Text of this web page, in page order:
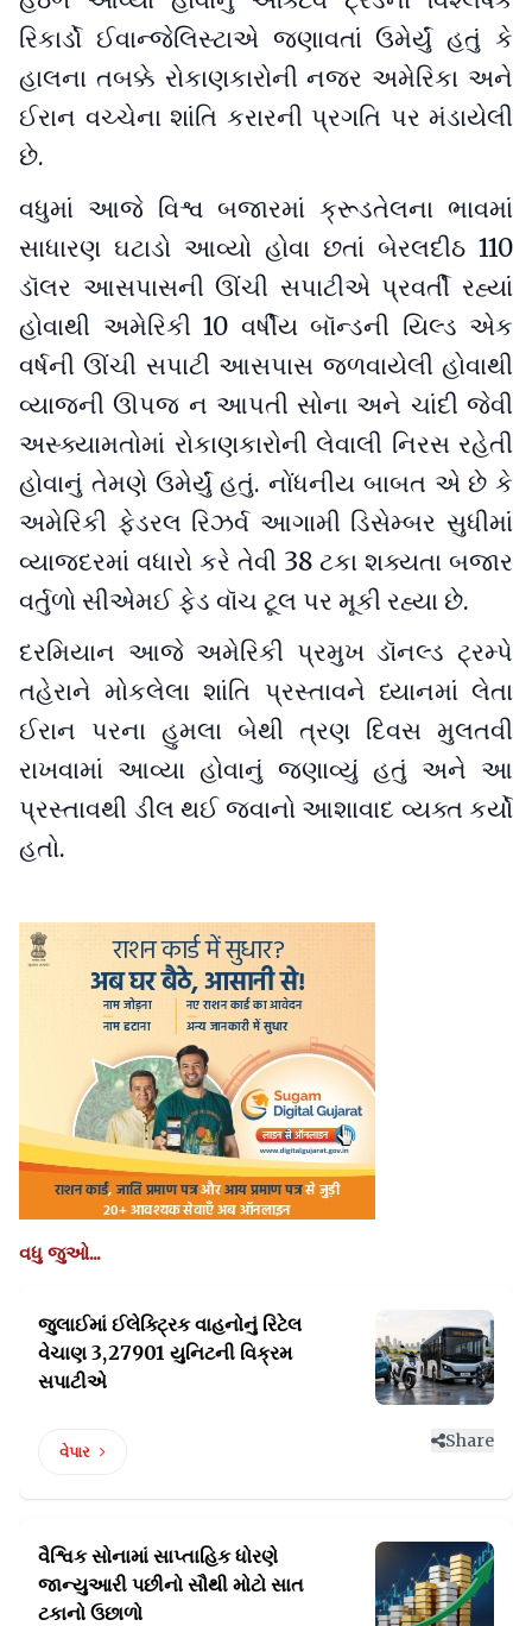
રિકાર્ડો ઈવાન્જેલિસ્ટાએ જણાવતાં ઉમેર્યું હતું કે
હાલના તબક્કે રોકાણકારોની નજર અમેરિકા અને
ઈરાન વચ્ચેના શાંતિ કરારની પ્રગતિ પર મંડાયેલી
છે.
વધુમાં આજે વિશ્વ બજારમાં ક્રૂડતેલના ભાવમાં
સાધારણ ઘટાડો આવ્યો હોવા છતાં બેરલદીઠ 110
ડૉલર આસપાસની ઊંચી સપાટીએ પ્રવર્તી રહ્યાં
હોવાથી અમેરિકી 10 વર્ષીય બૉન્ડની યિલ્ડ એક
વર્ષની ઊંચી સપાટી આસપાસ જળવાયેલી હોવાથી
વ્યાજની ઊપજ ન આપતી સોના અને ચાંદી જેવી
અસ્ક્યામતોમાં રોકાણકારોની લેવાલી નિરસ રહેતી
હોવાનું તેમણે ઉમેર્યું હતું. નોંધનીય બાબત એ છે કે
અમેરિકી ફેડરલ રિઝર્વ આગામી ડિસેમ્બર સુધીમાં
વ્યાજદરમાં વધારો કરે તેવી 38 ટકા શક્યતા બજાર
વર્તુળો સીએમઈ ફેડ વૉચ ટૂલ પર મૂકી રહ્યા છે.
દરમિયાન આજે અમેરિકી પ્રમુખ ડૉનલ્ડ ટ્રમ્પે
તહેરાને મોકલેલા શાંતિ પ્રસ્તાવને ધ્યાનમાં લેતા
ઈરાન પરના હુમલા બેથી ત્રણ દિવસ મુલતવી
રાખવામાં આવ્યા હોવાનું જણાવ્યું હતું અને આ
પ્રસ્તાવથી ડીલ થઈ જવાનો આશાવાદ વ્યક્ત કર્યો
હતો.
વધુ જુઓ...
જુલાઈમાં ઈલેક્ટ્રિક વાહનોનું રિટેલ
વેચાણ 3,27901 યુનિટની વિક્રમ
સપાટીએ
વેપાર
Share
વૈશ્વિક સોનામાં સાપ્તાહિક ધોરણે
જાન્યુઆરી પછીનો સૌથી મોટો સાત
ટકાનો ઉછાળો